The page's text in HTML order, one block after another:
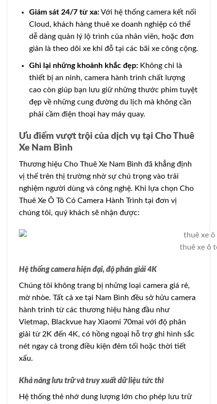
Giám sát 24/7 từ xa:Với hệ thống camera kết nối
Cloud, khách hàng thuê xe doanh nghiệp có thể
dễ dàng quản lý lộ trình của nhân viên, hoặc đơn
giản là theo dõi xe khi đỗ tại các bãi xe công cộng.
Ghi lại những khoảnh khắc đẹp:Không chỉ là
thiết bị an ninh, camera hành trình chất lượng
cao còn giúp bạn lưu giữ những thước phim tuyệt
đẹp về những cung đường du lịch mà không cần
phải cầm điện thoại hay máy quay.
Ưu điểm vượt trội của dịch vụ tại Cho Thuê
Xe Nam Bình
Thương hiệu Cho Thuê Xe Nam Bình đã khẳng định
vị thế trên thị trường nhờ sự chú trọng vào trải
nghiệm người dùng và công nghệ. Khi lựa chọn Cho
Thuê Xe Ô Tô Có Camera Hành Trình tại đơn vị
chúng tôi, quý khách sẽ nhận được:
thuê xe ô
Hệ thống camera hiện đại, độ phân giải 4K
Chúng tôi không trang bị những loại camera giá rẻ,
mờ nhòe. Tất cả xe tại Nam Bình đều sở hữu camera
hành trình từ các thương hiệu hàng đầu như
Vietmap, Blackvue hay Xiaomi 70mai với độ phân
giải từ 2K đến 4K, có hồng ngoại hỗ trợ ghi hình sắc
nét ngay cả trong điều kiện đêm tối hoặc thời tiết
xấu.
Khả năng lưu trữ và truy xuất dữ liệu tức thì
Hệ thống thẻ nhớ dung lượng lớn cho phép lưu trữ